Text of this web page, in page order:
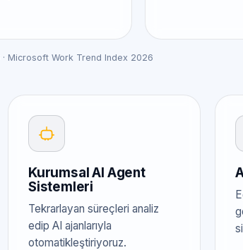
Microsoft Work Trend Index 2026
Kurumsal AI Agent
Sistemleri
Tekrarlayan süreçleri analiz
edip AI ajanlarıyla
otomatikleştiriyoruz.